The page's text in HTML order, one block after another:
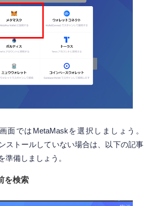
面ではMetaMaskを選択しましょう。
ストールしていない場合は、以下の記事
準備しましょう。
を検索